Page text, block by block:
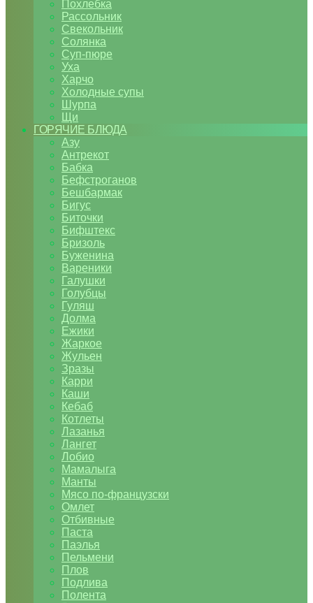
Похлебка
Рассольник
Свекольник
Солянка
Суп-пюре
Уха
Харчо
Холодные супы
Шурпа
Щи
ГОРЯЧИЕ БЛЮДА
Азу
Антрекот
Бабка
Бефстроганов
Бешбармак
Бигус
Биточки
Бифштекс
Бризоль
Буженина
Вареники
Галушки
Голубцы
Гуляш
Долма
Ежики
Жаркое
Жульен
Зразы
Карри
Каши
Кебаб
Котлеты
Лазанья
Лангет
Лобио
Мамалыга
Манты
Мясо по-французски
Омлет
Отбивные
Паста
Паэлья
Пельмени
Плов
Подлива
Полента